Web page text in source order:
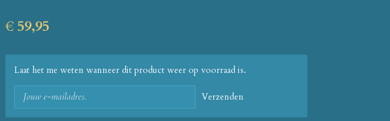
€ 59,95
Laat het me weten wanneer dit product weer op voorraad is.
Verzenden